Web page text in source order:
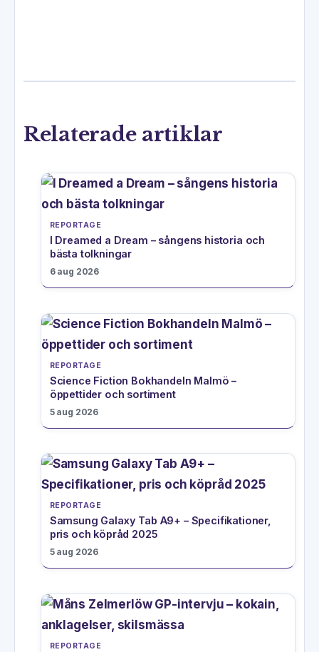
Relaterade artiklar
REPORTAGE
I Dreamed a Dream – sångens historia och
bästa tolkningar
6 aug 2026
REPORTAGE
Science Fiction Bokhandeln Malmö –
öppettider och sortiment
5 aug 2026
REPORTAGE
Samsung Galaxy Tab A9+ – Specifikationer,
pris och köpråd 2025
5 aug 2026
REPORTAGE